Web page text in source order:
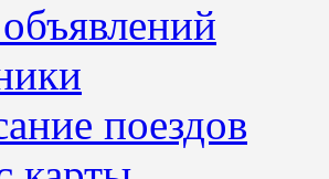
поездов